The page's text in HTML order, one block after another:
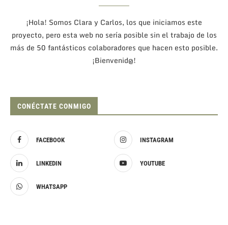
¡Hola! Somos Clara y Carlos, los que iniciamos este
proyecto, pero esta web no sería posible sin el trabajo de los
más de 50 fantásticos colaboradores que hacen esto posible.
¡Bienvenid@!
CONÉCTATE CONMIGO
FACEBOOK INSTAGRAM
LINKEDIN YOUTUBE
WHATSAPP